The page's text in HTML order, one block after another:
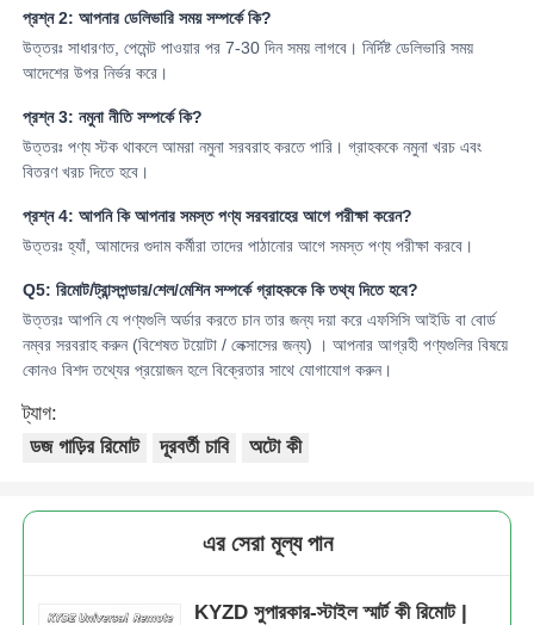
কারখানা ভ্রমণ
মান নিয়ন্ত্রণ
আমাদের সাথে যোগাযোগ করুন
খবর
সব ক্ষেত্রেই
অটো কী
প্রশ্ন 2: আপনার ডেলিভারি সময় সম্পর্কে কি?
উত্তরঃ সাধারণত, পেমেন্ট পাওয়ার পর 7-30 দিন সময় লাগবে। নির্দিষ্ট ডেলিভারি সময়
আদেশের উপর নির্ভর করে।
প্রশ্ন 3: নমুনা নীতি সম্পর্কে কি?
উত্তরঃ পণ্য স্টক থাকলে আমরা নমুনা সরবরাহ করতে পারি। গ্রাহককে নমুনা খরচ এবং
বিতরণ খরচ দিতে হবে।
প্রশ্ন 4: আপনি কি আপনার সমস্ত পণ্য সরবরাহের আগে পরীক্ষা করেন?
উত্তরঃ হ্যাঁ, আমাদের গুদাম কর্মীরা তাদের পাঠানোর আগে সমস্ত পণ্য পরীক্ষা করবে।
Q5: রিমোট/ট্রান্সপন্ডার/শেল/মেশিন সম্পর্কে গ্রাহককে কি তথ্য দিতে হবে?
উত্তরঃ আপনি যে পণ্যগুলি অর্ডার করতে চান তার জন্য দয়া করে এফসিসি আইডি বা বোর্ড
নম্বর সরবরাহ করুন (বিশেষত টয়োটা / লেক্সাসের জন্য) । আপনার আগ্রহী পণ্যগুলির বিষয়ে
কোনও বিশদ তথ্যের প্রয়োজন হলে বিক্রেতার সাথে যোগাযোগ করুন।
ট্যাগ:
ডজ গাড়ির রিমোট
দূরবর্তী চাবি অটো কী
এর সেরা মূল্য পান
KYZD সুপারকার-স্টাইল স্মার্ট কী রিমোট |